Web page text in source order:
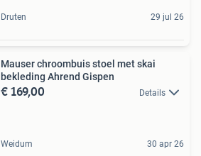
Druten 29 jul 26
Mauser chroombuis stoel met skai
bekleding Ahrend Gispen
€ 169,00 Details
Weidum 30 apr 26